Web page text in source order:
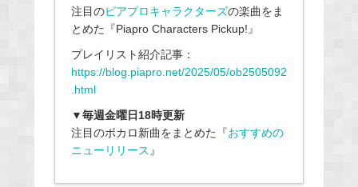
注目のピアプロキャラクターズの楽曲をま
とめた『Piapro Characters Pickup! 』
プレイリスト紹介記事：
https://blog.piapro.net/2025/05/ob2505092
.html
▼毎週金曜日18時更新
注目のボカロ新曲をまとめた『おすすめの
ニューリリース 』